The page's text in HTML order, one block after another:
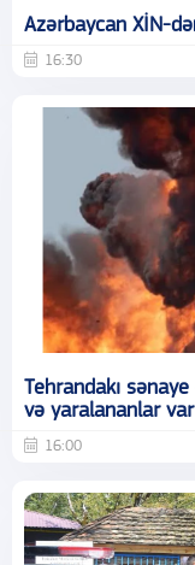
Azərbaycan XİN-
16:30
Tehrandakı
və yaralananlar var
16:00